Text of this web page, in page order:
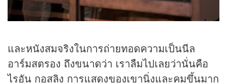
และหนังสมจริงในการถ่ายทอดความเป็นนีล
อาร์มสตรอง ถึงขนาดว่า เราลืมไปเลยว่านั่นคือ
ไรอัน กอสลิง การแสดงของเขานิ่งและคมขึ้นมาก